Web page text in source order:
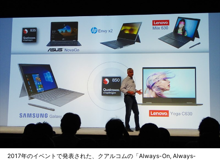
2017年のイベントで発表された、クアルコムの「Always-On, Always-